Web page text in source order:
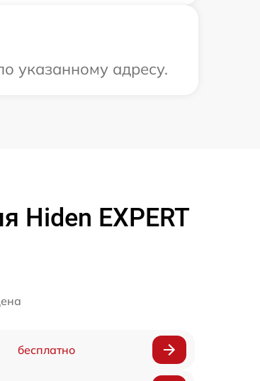
указанному адресу.
Hiden EXPERT
бесплатно